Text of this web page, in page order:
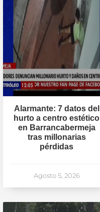
Alarmante: 7 datos del
hurto a centro estético
en Barrancabermeja
tras millonarias
pérdidas
Agosto 5, 2026